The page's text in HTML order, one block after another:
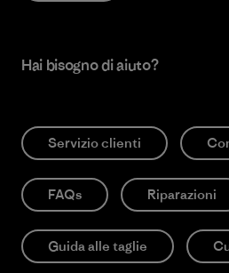
Hai bisogno di aiuto?
Servizio clienti
FAQs Riparazioni
Guida alle taglie